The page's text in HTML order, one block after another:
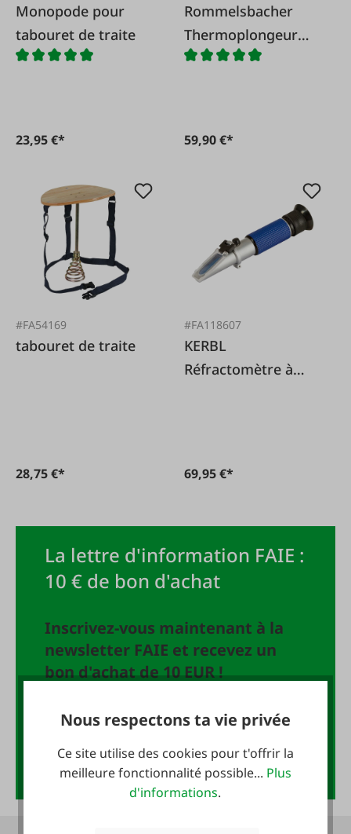
Monopode pour
tabouret de traite
23,95 €*
Rommelsbacher
Thermoplongeur
pour eau 2000W
59,90 €*
#FA54169
tabouret de traite
28,75 €*
#FA118607
KERBL
Réfractomètre à
69,95 €*
La lettre d'information FAIE :
10 € de bon d'achat
Inscrivez-vous maintenant à la
newsletter FAIE et recevez un
bon d'achat de 10 EUR !
Anmelden
Nous respectons ta vie privée
Ce site utilise des cookies pour t'offrir la
meilleure fonctionnalité possible... Plus
d'informations.